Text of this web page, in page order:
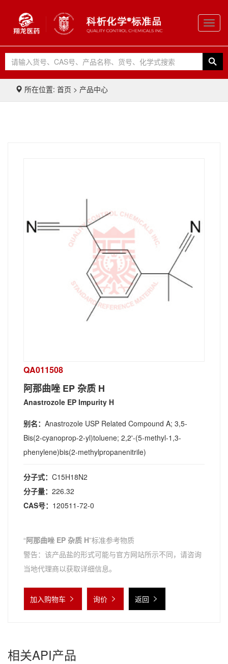
所在位置: 首页 > 产品中心
QA011508
阿那曲唑 EP 杂质 H
Anastrozole EP Impurity H
别名： Anastrozole USP Related Compound A; 3,5-
Bis(2-cyanoprop-2-yl)toluene; 2,2'-(5-methyl-1,3-
phenylene)bis(2-methylpropanenitrile)
分子式： C15H18N2
分子量： 226.32
CAS号： 120511-72-0
“阿那曲唑 EP 杂质 H”标准参考物质
警告：该产品盐的形式可能与官方网站所示不同，请咨询
当地代理商以获取详细信息。
加入购物车 询价 返回
相关API产品